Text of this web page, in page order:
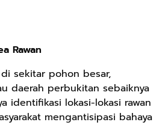
Rawan
sekitar pohon besar,
daerah perbukitan sebaiknya
identifikasi lokasi-lokasi rawan
mengantisipasi bahaya